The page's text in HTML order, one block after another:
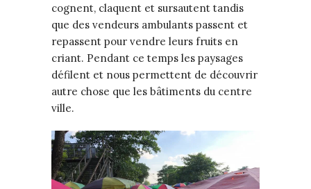
cognent, claquent et sursautent tandis
que des vendeurs ambulants passent et
repassent pour vendre leurs fruits en
criant. Pendant ce temps les paysages
défilent et nous permettent de découvrir
autre chose que les bâtiments du centre
ville.